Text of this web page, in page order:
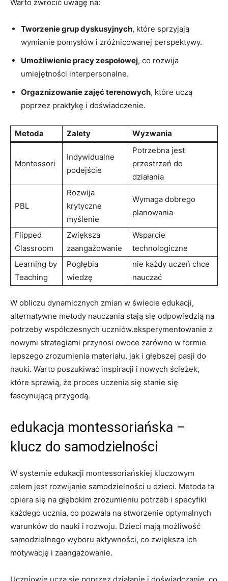
Warto zwrócić ⁢uwagę na:
Tworzenie grup ‍dyskusyjnych, które⁤ sprzyjają⁤
wymianie pomysłów i zróżnicowanej perspektywy.
Umożliwienie pracy ‍zespołowej, co rozwija
umiejętności interpersonalne.
Orgaznizowanie zajęć terenowych, które uczą
poprzez praktykę i doświadczenie.
Metoda Zalety Wyzwania
Montessori
Indywidualne
podejście
Potrzebna jest
przestrzeń do
działania
PBL
Rozwija
krytyczne
myślenie
Wymaga dobrego
planowania
Flipped
Classroom
Zwiększa
zaangażowanie
Wsparcie
technologiczne
Learning by
Teaching
Pogłębia
wiedzę
nie każdy ‌uczeń chce⁤
nauczać
W obliczu dynamicznych zmian w świecie ⁣edukacji,
alternatywne​ metody nauczania stają się odpowiedzią na
potrzeby współczesnych uczniów.eksperymentowanie z
nowymi ⁤strategiami przynosi owoce zarówno‍ w⁤ formie
lepszego⁤ zrozumienia materiału, jak i głębszej pasji do⁢
nauki. Warto poszukiwać inspiracji i nowych ścieżek,
które sprawią, że proces ‌uczenia się stanie się
fascynującą‍ przygodą.
edukacja ⁢montessoriańska –
klucz do ⁣samodzielności
W systemie edukacji montessoriańskiej kluczowym
celem jest ⁤rozwijanie⁣ samodzielności ​u dzieci. Metoda ta
opiera się na głębokim zrozumieniu potrzeb i specyfiki
każdego ucznia, co pozwala ⁣na stworzenie optymalnych
warunków do nauki i rozwoju. Dzieci mają możliwość
samodzielnego wyboru aktywności, co zwiększa ich
motywację i zaangażowanie.